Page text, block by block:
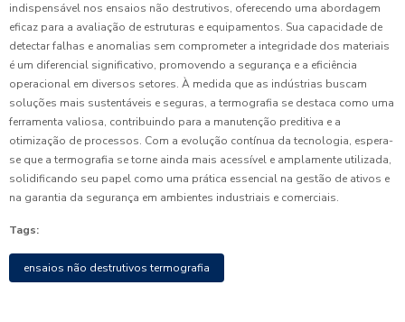
indispensável nos ensaios não destrutivos, oferecendo uma abordagem
eficaz para a avaliação de estruturas e equipamentos. Sua capacidade de
detectar falhas e anomalias sem comprometer a integridade dos materiais
é um diferencial significativo, promovendo a segurança e a eficiência
operacional em diversos setores. À medida que as indústrias buscam
soluções mais sustentáveis e seguras, a termografia se destaca como uma
ferramenta valiosa, contribuindo para a manutenção preditiva e a
otimização de processos. Com a evolução contínua da tecnologia, espera-
se que a termografia se torne ainda mais acessível e amplamente utilizada,
solidificando seu papel como uma prática essencial na gestão de ativos e
na garantia da segurança em ambientes industriais e comerciais.
Tags:
ensaios não destrutivos termografia